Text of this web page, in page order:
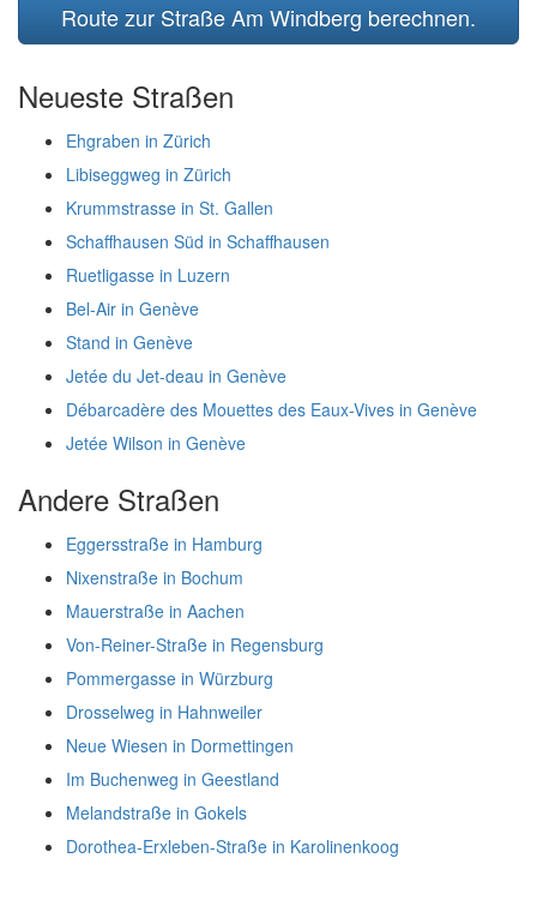
Route zur Straße Am Windberg berechnen.
Neueste Straßen
Ehgraben in Zürich
Libiseggweg in Zürich
Krummstrasse in St. Gallen
Schaffhausen Süd in Schaffhausen
Ruetligasse in Luzern
Bel-Air in Genève
Stand in Genève
Jetée du Jet-deau in Genève
Débarcadère des Mouettes des Eaux-Vives in Genève
Jetée Wilson in Genève
Andere Straßen
Eggersstraße in Hamburg
Nixenstraße in Bochum
Mauerstraße in Aachen
Von-Reiner-Straße in Regensburg
Pommergasse in Würzburg
Drosselweg in Hahnweiler
Neue Wiesen in Dormettingen
Im Buchenweg in Geestland
Melandstraße in Gokels
Dorothea-Erxleben-Straße in Karolinenkoog